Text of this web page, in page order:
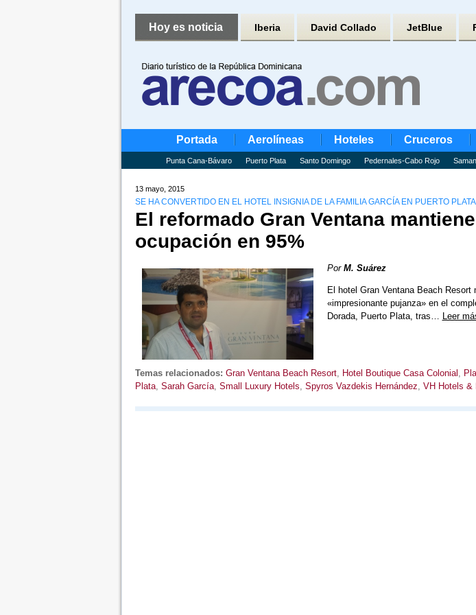
Hoy es noticia Iberia David Collado JetBlue
Portada Aerolíneas Hoteles Cruceros
Punta Cana-Bávaro Puerto Plata Santo Domingo Pedernales-Cabo Rojo
13 mayo, 2015
SE HA CONVERTIDO EN EL HOTEL INSIGNIA DE LA FAMILIA GARCÍA EN PUERTO PLATA
El reformado Gran Ventana
ocupación en 95%
Por M. Suárez
El hotel Gran Ventana Beach Resort
«impresionante pujanza» en el
Dorada, Puerto Plata, tras… Leer
Temas relacionados: Gran Ventana Beach Resort, Hotel Boutique Casa Colonial ,
Plata, Sarah García, Small Luxury Hotels, Spyros Vazdekis Hernández, VH Hotels &